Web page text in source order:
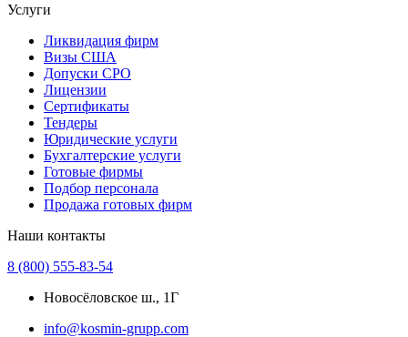
Услуги
Ликвидация фирм
Визы США
Допуски СРО
Лицензии
Сертификаты
Тендеры
Юридические услуги
Бухгалтерские услуги
Готовые фирмы
Подбор персонала
Продажа готовых фирм
Наши контакты
8 (800) 555-83-54
Новосёловское ш., 1Г
info@kosmin-grupp.com